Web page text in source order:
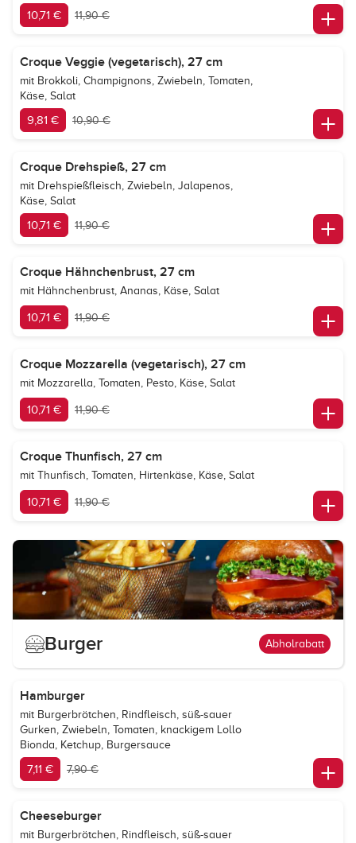
10,71 € 11,90 €
Croque Veggie (vegetarisch), 27 cm
mit Brokkoli, Champignons, Zwiebeln, Tomaten,
Käse, Salat
9,81 € 10,90 €
Croque Drehspieß, 27 cm
mit Drehspießfleisch, Zwiebeln, Jalapenos,
Käse, Salat
10,71 € 11,90 €
Croque Hähnchenbrust, 27 cm
mit Hähnchenbrust, Ananas, Käse, Salat
10,71 € 11,90 €
Croque Mozzarella (vegetarisch), 27 cm
mit Mozzarella, Tomaten, Pesto, Käse, Salat
10,71 € 11,90 €
Croque Thunfisch, 27 cm
mit Thunfisch, Tomaten, Hirtenkäse, Käse, Salat
10,71 € 11,90 €
Burger Abholrabatt
Hamburger
mit Burgerbrötchen, Rindfleisch, süß-sauer
Gurken, Zwiebeln, Tomaten, knackigem Lollo
Bionda, Ketchup, Burgersauce
7,11 € 7,90 €
Cheeseburger
mit Burgerbrötchen, Rindfleisch, süß-sauer